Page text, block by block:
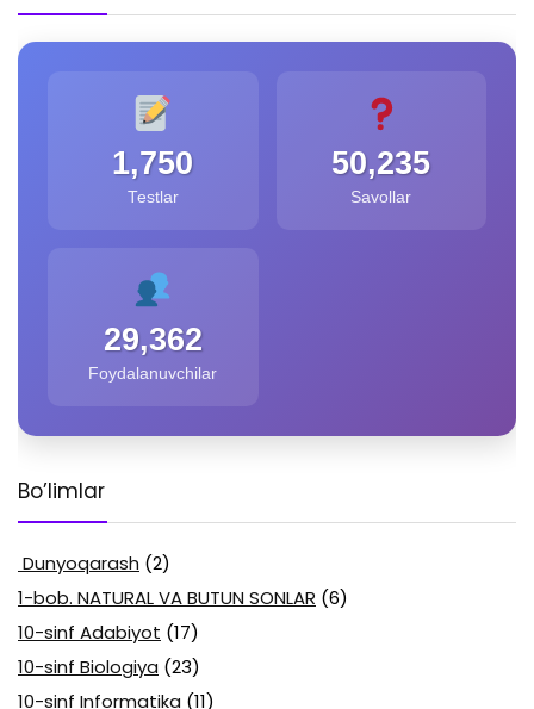
1,750
Testlar
50,235
Savollar
29,362
Foydalanuvchilar
Bo’limlar
Dunyoqarash (2)
1-bob. NATURAL VA BUTUN SONLAR (6)
10-sinf Adabiyot (17)
10-sinf Biologiya (23)
10-sinf Informatika (11)